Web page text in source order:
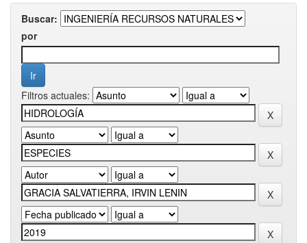
Buscar:
por
Filtros actuales: